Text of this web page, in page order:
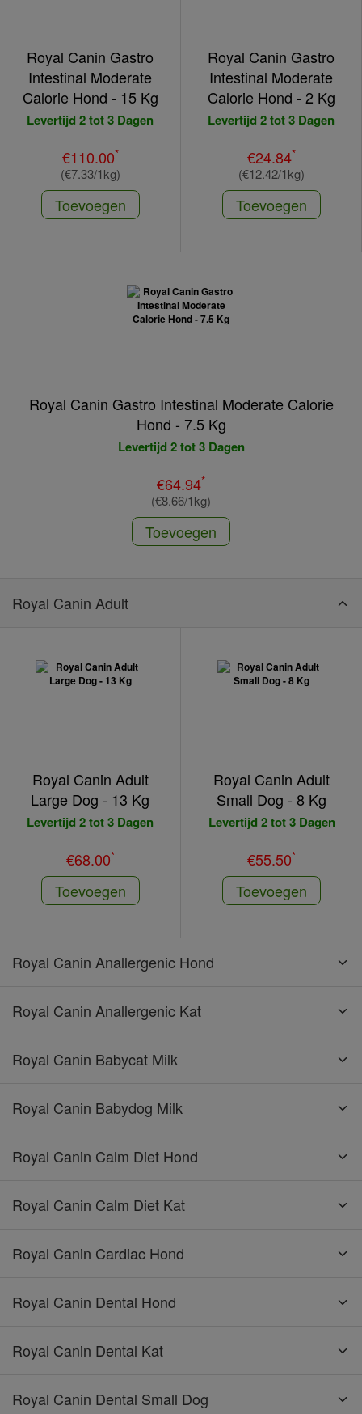
Royal Canin Gastro
Intestinal Moderate
Calorie Hond - 15 Kg
Levertijd 2 tot 3 Dagen
€110.00*
(€7.33/1kg)
Toevoegen
Royal Canin Gastro
Intestinal Moderate
Calorie Hond - 2 Kg
Levertijd 2 tot 3 Dagen
€24.84*
(€12.42/1kg)
Toevoegen
Royal Canin Gastro Intestinal Moderate Calorie
Hond - 7.5 Kg
Levertijd 2 tot 3 Dagen
€64.94*
(€8.66/1kg)
Toevoegen
Royal Canin Adult
Royal Canin Adult
Large Dog - 13 Kg
Levertijd 2 tot 3 Dagen
€68.00*
Toevoegen
Royal Canin Adult
Small Dog - 8 Kg
Levertijd 2 tot 3 Dagen
€55.50*
Toevoegen
Royal Canin Anallergenic Hond
Royal Canin Anallergenic Kat
Royal Canin Babycat Milk
Royal Canin Babydog Milk
Royal Canin Calm Diet Hond
Royal Canin Calm Diet Kat
Royal Canin Cardiac Hond
Royal Canin Dental Hond
Royal Canin Dental Kat
Royal Canin Dental Small Dog